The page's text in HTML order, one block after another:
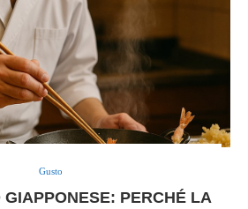
Gusto
GIAPPONESE: PERCHÉ LA